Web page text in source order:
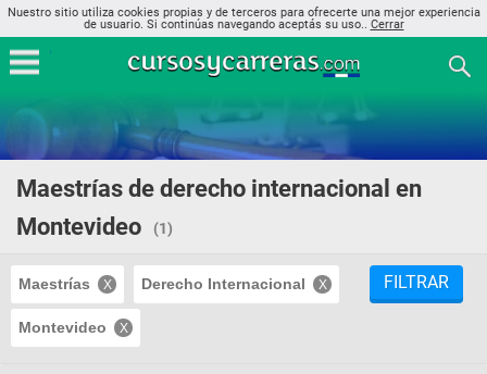
Nuestro sitio utiliza cookies propias y de terceros para ofrecerte una mejor experiencia
de usuario. Si continúas navegando aceptás su uso.. Cerrar
Maestrías de derecho internacional en
Montevideo
(1)
Maestrías Derecho Internacional
Montevideo
FILTRAR